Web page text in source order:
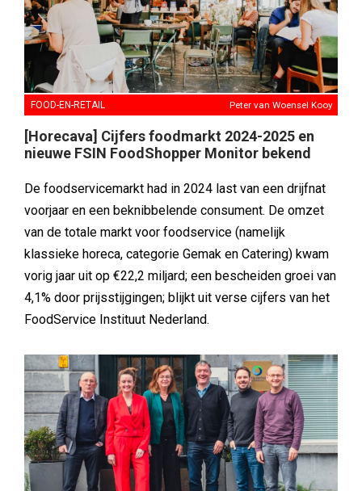
FOOD-EN-RETAIL Peter van Woensel Kooy
[Horecava] Cijfers foodmarkt 2024-2025 en
nieuwe FSIN FoodShopper Monitor bekend
De foodservicemarkt had in 2024 last van een drijfnat
voorjaar en een beknibbelende consument. De omzet
van de totale markt voor foodservice (namelijk
klassieke horeca, categorie Gemak en Catering) kwam
vorig jaar uit op €22,2 miljard; een bescheiden groei van
4,1% door prijsstijgingen; blijkt uit verse cijfers van het
FoodService Instituut Nederland.